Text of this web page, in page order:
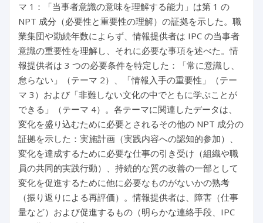
マ 1：「当事者意識の意味を理解する能力」は第 1 の
NPT 成分（必要性と重要性の理解）の証拠を示した。職
業集団や勤続年数によらず、情報提供者は IPC の当事者
意識の重要性を理解し、それに必要な事項を述べた。情
報提供者は 3 つの必要条件を特定した：「常に意識し、
怠らない」（テーマ 2）、「情報入手の重要性」（テー
マ 3）および「非難しない文化の中でともに学ぶことが
できる」（テーマ 4）。各テーマに関連したデータは、
変化を盛り込むために必要とされるその他の NPT 成分の
証拠を示した：実施計画（実践内容への認知的参加）、
変化を達成するために必要な仕事の引き受け（組織や職
員の共同的実践行動）、持続的な質の改善の一部として
変化を促進するために他に必要なものがないかの熟考
（振り返りによる再評価）。情報提供者は、障害（仕事
量など）および促進するもの（明らかな連絡手段、IPC